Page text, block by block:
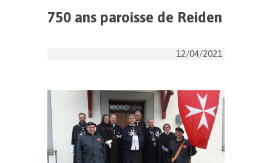
750 ans paroisse de Reiden
12/04/2021